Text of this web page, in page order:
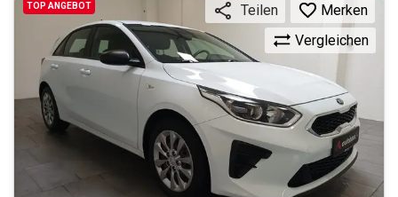
TOP ANGEBOT
Vergleichen
Teilen Merken